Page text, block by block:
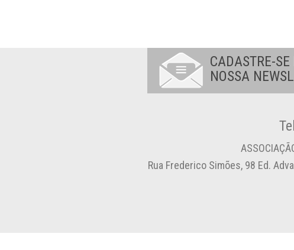
CADASTRE-SE
NOSSA
Rua Frederico Simões, 98 Ed.